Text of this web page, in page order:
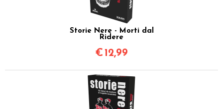
Storie Nere - Morti dal
Ridere
€ 12,99